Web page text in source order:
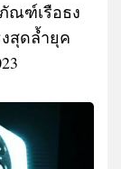
ภัณฑ์เรือธง
งสุดล้ำยุค